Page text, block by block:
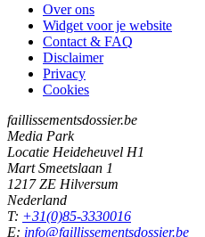
Over ons
Widget voor je website
Contact & FAQ
Disclaimer
Privacy
Cookies
faillissementsdossier.be
Media Park
Locatie Heideheuvel H1
Mart Smeetslaan 1
1217 ZE Hilversum
Nederland
T: +31(0)85-3330016
E: info@faillissementsdossier.be